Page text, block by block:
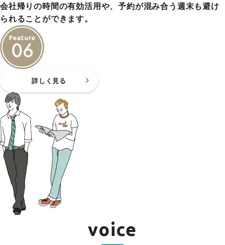
会社帰りの時間の有効活用や、予約が混み合う週末も避け
られることができます。
詳しく見る
voice